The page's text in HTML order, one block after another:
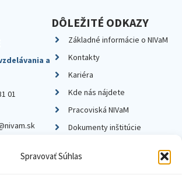
Spravovať Súhlas
a
01
DÔLEŽITÉ ODKAZY
Základné informácie o NIVaM
Kontakty
Kariéra
Kde nás nájdete
Pracoviská NIVaM
Dokumenty inštitúcie